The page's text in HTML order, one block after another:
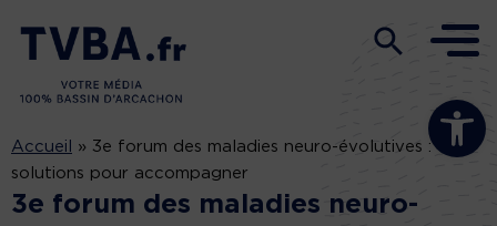
Ouvrir la
Accueil » 3e forum des maladies neuro-évolutives : des
solutions pour accompagner
3e forum des maladies neuro-